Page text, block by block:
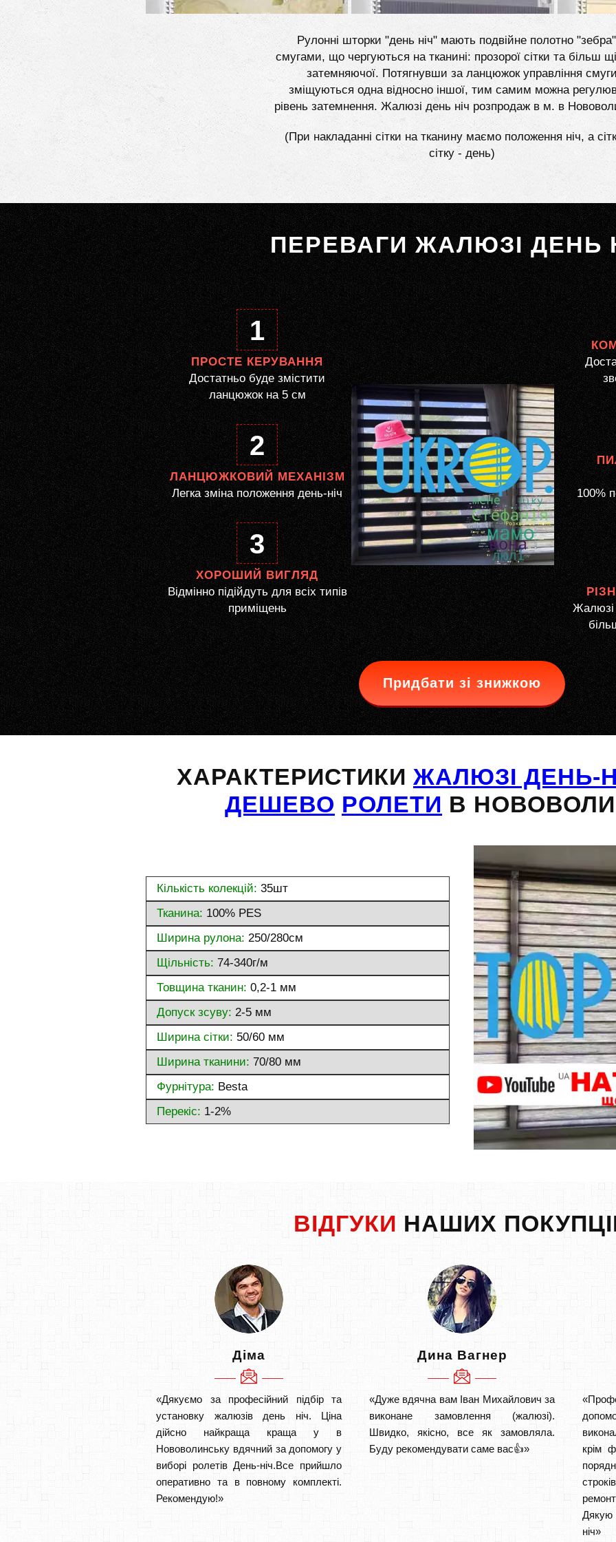
Рулонні шторки "день ніч" мають подвійне полотно "зебра"
смугами, що чергуються на тканині: прозорої сітки та більш
затемняючої. Потягнувши за ланцюжок управління
зміщуються одна відносно іншої, тим самим можна
рівень затемнення. Жалюзі день ніч розпродаж в м. в
(При накладанні сітки на тканину маємо положення ніч, а
сітку - день)
ПЕРЕВАГИ ЖАЛЮЗІ ДЕНЬ
1
ПРОСТЕ КЕРУВАННЯ
Достатньо буде змістити
ланцюжок на 5 см
2
ЛАНЦЮЖКОВИЙ МЕХАНІЗМ
Легка зміна положення день-ніч
3
ХОРОШИЙ ВИГЛЯД
Відмінно підійдуть для всіх типів
приміщень
100%
Жалюзі
Придбати зі знижкою
ХАРАКТЕРИСТИКИ ЖАЛЮЗІ ДЕНЬ-
ДЕШЕВО РОЛЕТИ В
Кількість колекцій: 35шт
Тканина: 100% PES
Ширина рулона: 250/280см
Щільність: 74-340г/м
Товщина тканин: 0,2-1 мм
Допуск зсуву: 2-5 мм
Ширина сітки: 50/60 мм
Ширина тканини: 70/80 мм
Фурнітура: Besta
Перекіс: 1-2%
ВІДГУКИ НАШИХ
Діма
«Дякуємо за професійний підбір та
установку жалюзів день ніч. Ціна
дійсно найкраща краща у в
Нововолинську вдячний за допомогу у
виборі ролетів День-ніч.Все прийшло
оперативно та в повному комплекті.
Рекомендую!»
Дина Вагнер
«Дуже вдячна вам Іван Михайлович за
виконане замовлення (жалюзі).
Швидко, якісно, все як замовляла.
Буду рекомендувати саме вас👍»
крім
Дякую
ніч»